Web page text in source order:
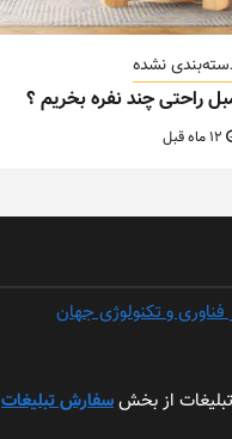
نشده
راحتی چند نفره بخریم ؟
فناوری و تکنولوژی جهان
از بخشسفارش تبلیغات